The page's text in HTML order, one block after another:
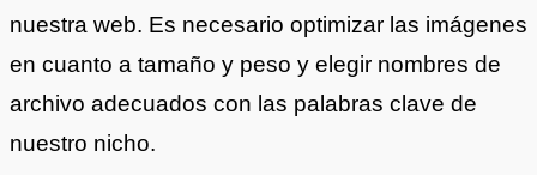
nuestra web. Es necesario optimizar las imágenes
en cuanto a tamaño y peso y elegir nombres de
archivo adecuados con las palabras clave de
nuestro nicho.